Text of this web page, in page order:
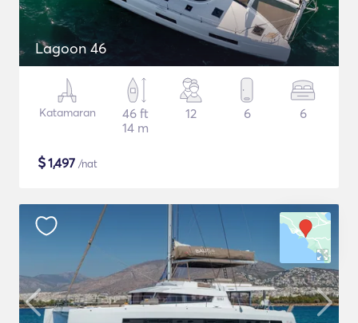
Lagoon 46
Katamaran
46 ft
14 m
12 6 6
$1,497 /nat